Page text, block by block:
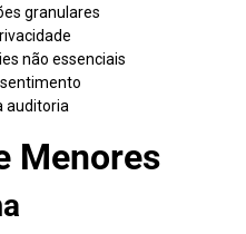
granulares
não essenciais
auditoria
Menores